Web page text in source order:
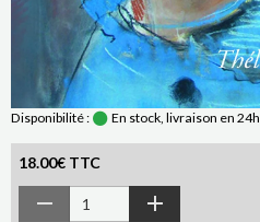
Disponibilité : En stock, livraison en 24h
18.00€ TTC